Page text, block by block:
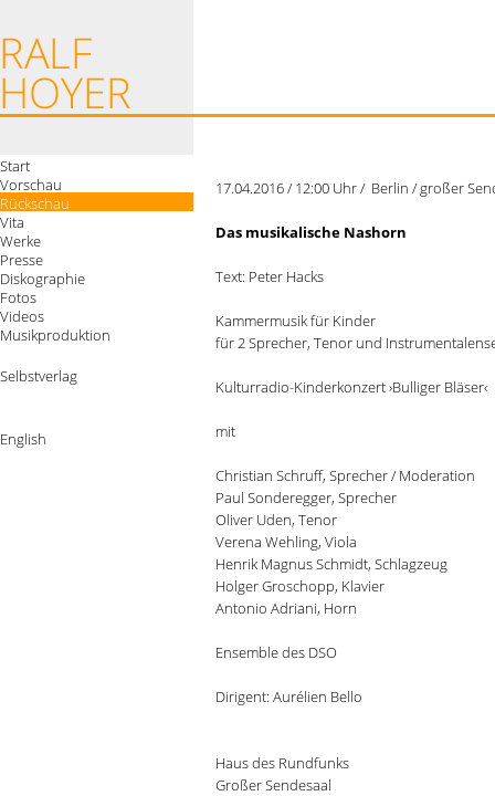
Start
Vorschau
Rückschau
Vita
Werke
Presse
Diskographie
Fotos
Videos
Musikproduktion
Selbstverlag
English
17.04.2016 / 12:00 Uhr / Berlin / großer
Das musikalische Nashorn
Text: Peter Hacks
Kammermusik für Kinder
für 2 Sprecher, Tenor und
Kulturradio-Kinderkonzert ›Bulliger Bläser‹
mit
Christian Schruff, Sprecher / Moderation
Paul Sonderegger, Sprecher
Oliver Uden, Tenor
Verena Wehling, Viola
Henrik Magnus Schmidt, Schlagzeug
Holger Groschopp, Klavier
Antonio Adriani, Horn
Ensemble des DSO
Dirigent: Aurélien Bello
Haus des Rundfunks
Großer Sendesaal